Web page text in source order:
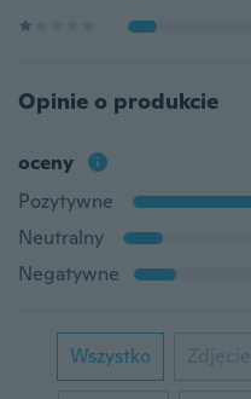
Opinie o produkcie
oceny
Pozytywne
Neutralny
Negatywne
Wszystko Zdjęcie